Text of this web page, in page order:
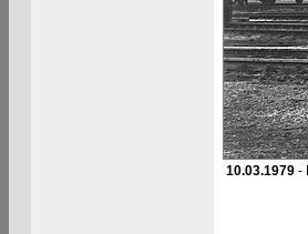
10.03.1979-